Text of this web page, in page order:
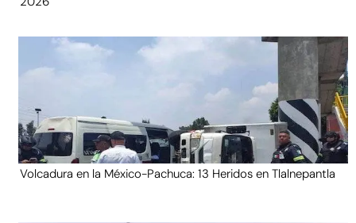
Volcadura en la México-Pachuca: 13 Heridos en Tlalnepantla